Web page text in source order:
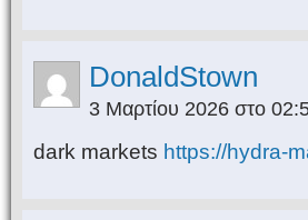
DonaldStown
3 Μαρτίου 2026 στο
dark markets https://hydra-